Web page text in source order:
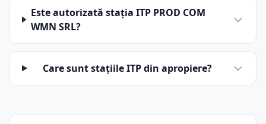
Este autorizată stația ITP PROD COM
WMN SRL?
Care sunt stațiile ITP din apropiere?